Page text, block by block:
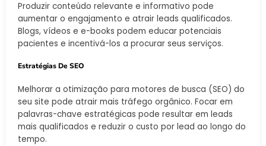
Produzir conteúdo relevante e informativo pode
aumentar o engajamento e atrair leads qualificados.
Blogs, vídeos e e-books podem educar potenciais
pacientes e incentivá-los a procurar seus serviços.
Estratégias De SEO
Melhorar a otimização para motores de busca (SEO) do
seu site pode atrair mais tráfego orgânico. Focar em
palavras-chave estratégicas pode resultar em leads
mais qualificados e reduzir o custo por lead ao longo do
tempo.